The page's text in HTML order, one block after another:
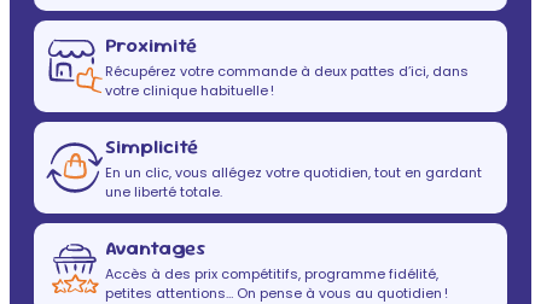
Proximité
Récupérez votre commande à deux pattes d’ici, dans
votre clinique habituelle !
Simplicité
En un clic, vous allégez votre quotidien, tout en gardant
une liberté totale.
Avantages
Accès à des prix compétitifs, programme fidélité,
petites attentions… On pense à vous au quotidien !